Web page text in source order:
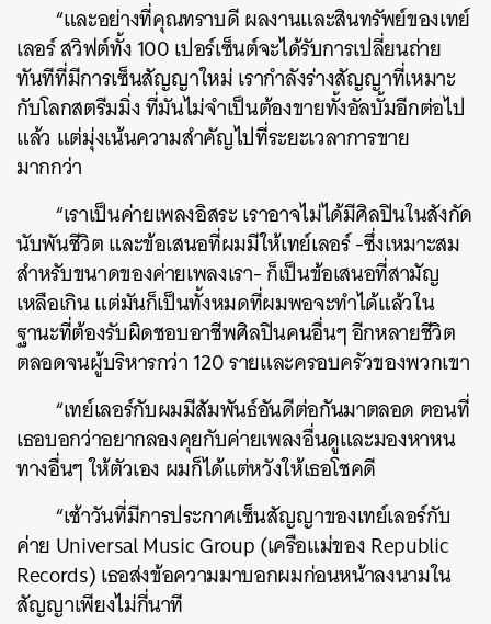
“และอย่างที่คุณทราบดี ผลงานและสินทรัพย์ของเทย์
เลอร์ สวิฟต์ทั้ง 100 เปอร์เซ็นต์จะได้รับการเปลี่ยนถ่าย
ทันทีที่มีการเซ็นสัญญาใหม่ เรากำลังร่างสัญญาที่เหมาะ
กับโลกสตรีมมิ่ง ที่มันไม่จำเป็นต้องขายทั้งอัลบั้มอีกต่อไป
แล้ว แต่มุ่งเน้นความสำคัญไปที่ระยะเวลาการขาย
มากกว่า
“เราเป็นค่ายเพลงอิสระ เราอาจไม่ได้มีศิลปินในสังกัด
นับพันชีวิต และข้อเสนอที่ผมมีให้เทย์เลอร์ -ซึ่งเหมาะสม
สำหรับขนาดของค่ายเพลงเรา- ก็เป็นข้อเสนอที่สามัญ
เหลือเกิน แต่มันก็เป็นทั้งหมดที่ผมพอจะทำได้แล้วใน
ฐานะที่ต้องรับผิดชอบอาชีพศิลปินคนอื่นๆ อีกหลายชีวิต
ตลอดจนผู้บริหารกว่า 120 รายและครอบครัวของพวกเขา
“เทย์เลอร์กับผมมีสัมพันธ์อันดีต่อกันมาตลอด ตอนที่
เธอบอกว่าอยากลองคุยกับค่ายเพลงอื่นดูและมองหาหน
ทางอื่นๆ ให้ตัวเอง ผมก็ได้แต่หวังให้เธอโชคดี
“เช้าวันที่มีการประกาศเซ็นสัญญาของเทย์เลอร์กับ
ค่าย Universal Music Group (เครือแม่ของ Republic
Records) เธอส่งข้อความมาบอกผมก่อนหน้าลงนามใน
สัญญาเพียงไม่กี่นาที